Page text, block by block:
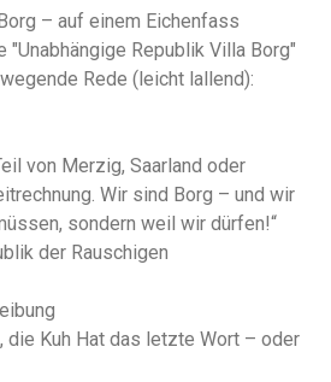
– auf einem Eichenfass
"Unabhängige Republik Villa Borg"
Rede (leicht lallend):
von Merzig, Saarland oder
Wir sind Borg – und wir
sondern weil wir dürfen!“
der Rauschigen
die Kuh Hat das letzte Wort – oder